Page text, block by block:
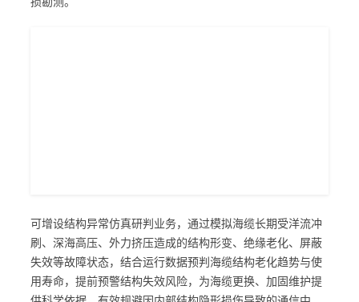
可增设结构异常仿真研判业务，通过模拟海缆长期受洋流冲
刷、深海高压、外力挤压造成的结构形变、绝缘老化、屏蔽
失效等故障状态，结合运行数据预判海缆结构老化趋势与使
用寿命，提前预警结构失效风险，为海缆更换、加固维护提